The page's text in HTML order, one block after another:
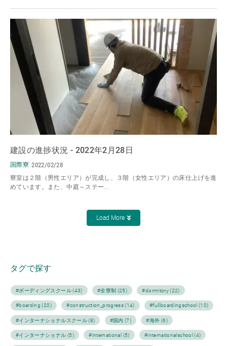
建設の進捗状況 - 2022年2月28日
国際寮 2022/02/28
寮室は２階（男性エリア）が完成し、３階（女性エリア）の床仕上げを進
めています。また、中庭～ステー...
Load More
タグで探す
#ボーディングスクール (43) #全寮制 (25) #dormitory (22)
#boarding (20) #construction_progress (14) #fullboardingschool (10)
#インターナショナルスクール (8) #国内 (7) #海外 (6)
#インターナショナル (5) #international (5) #internationalschool (4)